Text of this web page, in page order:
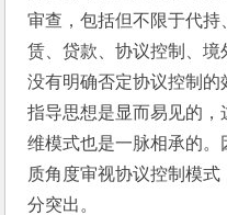
审查，包括但不限于代持
赁、贷款、协议控制、境
没有明确否定协议控制的
指导思想是显而易见的，
维模式也是一脉相承的
质角度审视协议控制模
分突出。